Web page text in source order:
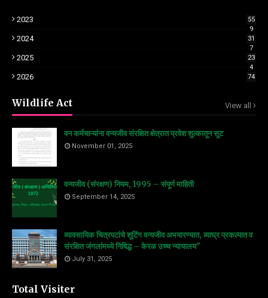
2023
55
9
2024
31
7
2025
23
4
2026 74
Wildlife Act View all
वन कर्मचाऱ्यांना वन्यजीव संरक्षित क्षेत्रात प्रवेश शुल्कातून सूट
November 01, 2025
वन्यजीव (संरक्षण) नियम, 1995 – संपूर्ण माहिती
September 14, 2025
व्यावसायिक चित्रपटांचे शूटिंग वन्यजीव अभयारण्यात, व्याघ्र प्रकल्पात व
संरक्षित जंगलांमध्ये निषिद्ध – केरळ उच्च न्यायालय"
July 31, 2025
Total Visiter